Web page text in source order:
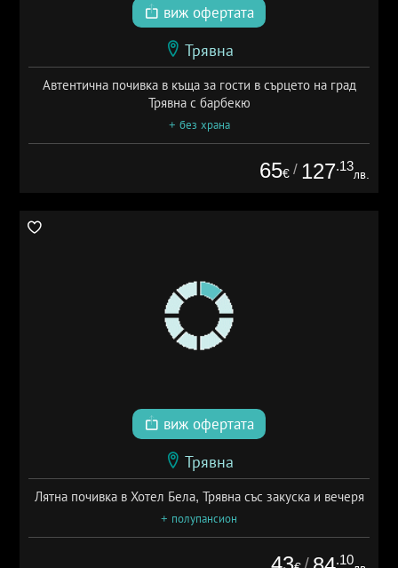
виж офертата
Трявна
Автентична почивка в къща за гости в сърцето на град
Трявна с барбекю
+ без храна
65€ / 127.13
лв.
виж офертата
Трявна
Лятна почивка в Хотел Бела, Трявна със закуска и вечеря
+ полупансион
/ .10